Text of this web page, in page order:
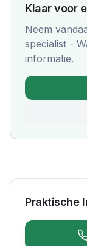
Klaar voor
Neem
specialist -
informatie.
Praktische